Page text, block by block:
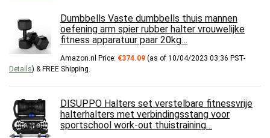
Dumbbells Vaste dumbbells thuis mannen
oefening arm spier rubber halter vrouwelijke
fitness apparatuur paar 20kg…
Amazon.nl Price: €374.09 (as of 10/04/2023 03:36 PST-
Details) & FREE Shipping.
DISUPPO Halters set verstelbare fitnessvrije
halterhalters met verbindingsstang voor
sportschool work-out thuistraining…